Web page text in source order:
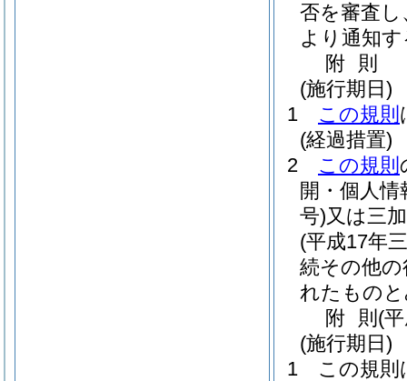
否を審査し
より通知
附 則
(施行期日)
1
この規則
(経過措置)
2
この規則
開・個人
号)又は三
(平成17年
続その他
れたもの
附 則 (
(施行期日)
1
この規則